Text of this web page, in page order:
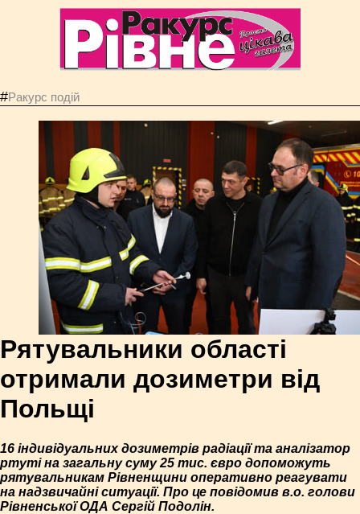
#Ракурс подій
Рятувальники області
отримали дозиметри від
Польщі
16 індивідуальних дозиметрів радіації та аналізатор
ртуті на загальну суму 25 тис. євро допоможуть
рятувальникам Рівненщини оперативно реагувати
на надзвичайні ситуації. Про це повідомив в.о. голови
Рівненської ОДА Сергій Подолін.